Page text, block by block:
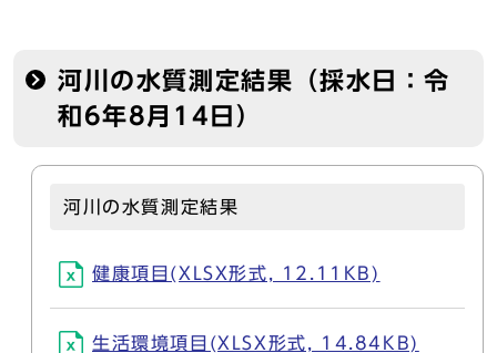
河川の水質測定結果（採水日：令
和6年8月14日）
河川の水質測定結果
健康項目(XLSX形式, 12.11KB)
生活環境項目(XLSX形式, 14.84KB)